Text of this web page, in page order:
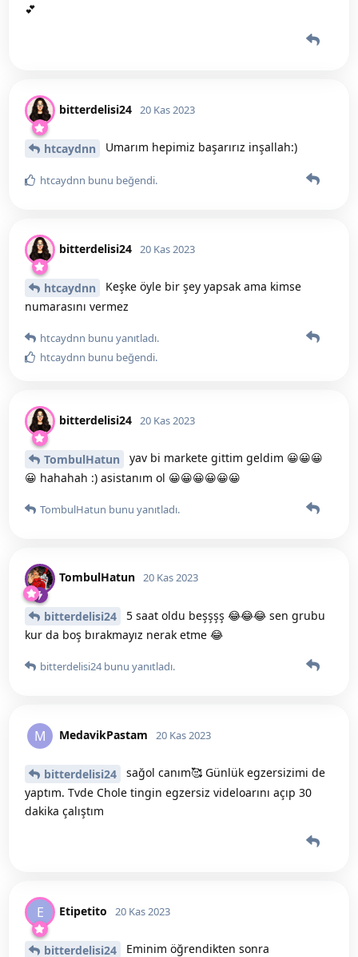
💕
bitterdelisi24 20 Kas 2023
htcaydnn Umarım hepimiz başarırız inşallah:)
htcaydnn bunu beğendi.
bitterdelisi24 20 Kas 2023
htcaydnn
Keşke öyle bir şey yapsak ama kimse
numarasını vermez
htcaydnn bunu yanıtladı.
htcaydnn bunu beğendi.
bitterdelisi24 20 Kas 2023
TombulHatun
yav bi markete gittim geldim 😀😀😀
😀 hahahah :) asistanım ol 😀😀😀😀😀😀
TombulHatun bunu yanıtladı.
TombulHatun 20 Kas 2023
bitterdelisi24
5 saat oldu beşşşş 😂😂😂 sen grubu
kur da boş bırakmayız nerak etme 😂
bitterdelisi24bunu yanıtladı.
M MedavikPastam 20 Kas 2023
bitterdelisi24
sağol canım🥰 Günlük egzersizimi de
yaptım. Tvde Chole tingin egzersiz videloarını açıp 30
dakika çalıştım
E Etipetito 20 Kas 2023
bitterdelisi24 Eminim öğrendikten sonra